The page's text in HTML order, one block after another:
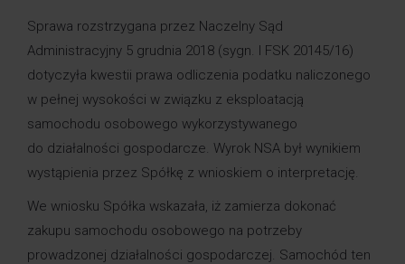
Sprawa rozstrzygana przez Naczelny Sąd
Administracyjny 5 grudnia 2018 (sygn. I FSK 20145/16)
dotyczyła kwestii prawa odliczenia podatku naliczonego
w pełnej wysokości w związku z eksploatacją
samochodu osobowego wykorzystywanego
do działalności gospodarcze. Wyrok NSA był wynikiem
wystąpienia przez Spółkę z wnioskiem o interpretację.
We wniosku Spółka wskazała, iż zamierza dokonać
zakupu samochodu osobowego na potrzeby
prowadzonej działalności gospodarczej. Samochód ten